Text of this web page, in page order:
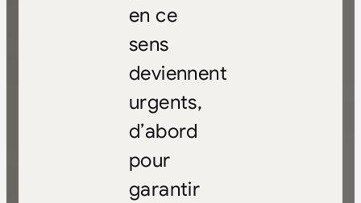
en ce
sens
deviennent
urgents,
d’abord
pour
garantir